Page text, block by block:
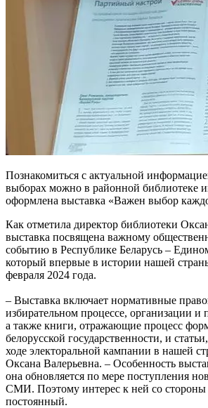
Познакомиться с актуальной
выборах можно в районной библиотеке
оформлена выставка «Важен выбор
Как отметила директор библиотеки
выставка посвящена важному
событию в Республике Беларусь –
который впервые в истории нашей
февраля 2024 года.
– Выставка включает нормативные
избирательном процессе, организации и
а также книги, отражающие процесс
белорусской государственности, и
ходе электоральной кампании в нашей
Оксана Валерьевна. – Особенность
она обновляется по мере поступления
СМИ. Поэтому интерес к ней со стороны
постоянный.